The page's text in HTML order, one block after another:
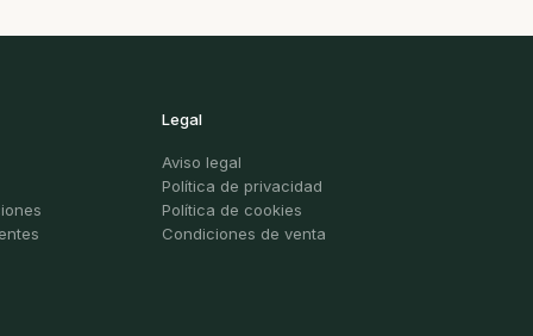
Legal
Aviso legal
Política de privacidad
Política de cookies
Condiciones de venta